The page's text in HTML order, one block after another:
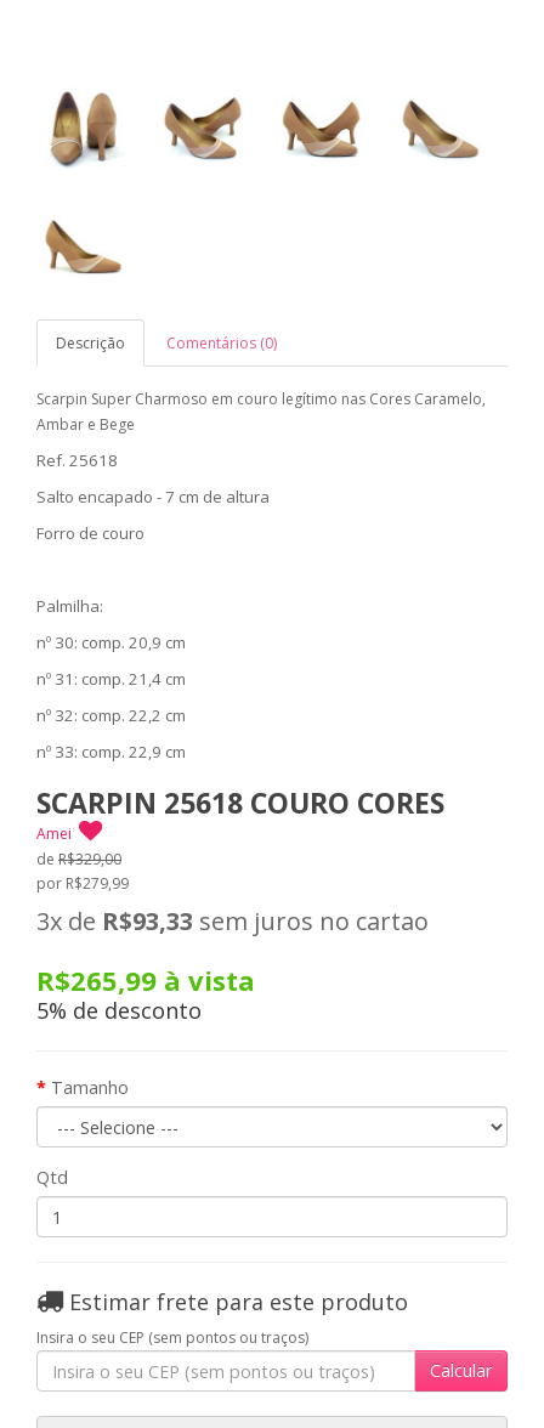
Descrição Comentários (0)
Scarpin Super Charmoso em couro legítimo nas Cores Caramelo,
Ambar e Bege
Ref. 25618
Salto encapado - 7 cm de altura
Forro de couro
Palmilha:
nº 30: comp. 20,9 cm
nº 31: comp. 21,4 cm
nº 32: comp. 22,2 cm
nº 33: comp. 22,9 cm
SCARPIN 25618 COURO CORES
Amei
de R$329,00
por R$279,99
3x de R$93,33 sem juros no cartao
R$265,99 à vista
5% de desconto
Tamanho
Qtd
Estimar frete para este produto
Insira o seu CEP (sem pontos ou traços)
Calcular